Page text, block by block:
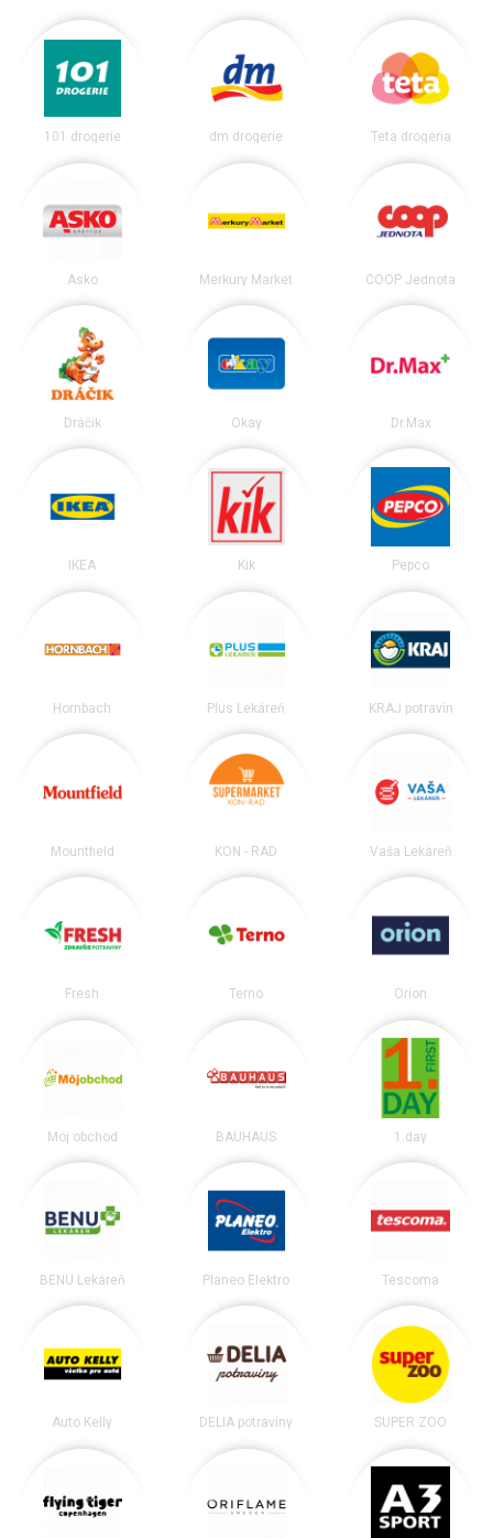
101 drogerie dm drogerie Teta drogéria
Asko Merkury Market COOP Jednota
Dráčik Okay Dr.Max
IKEA Kik Pepco
Hornbach Plus Lekáreň KRAJ potravín
Mountfield KON - RAD Vaša Lekáreň
Fresh Terno Orion
Môj obchod BAUHAUS 1.day
BENU Lekáreň Planeo Elektro Tescoma
Auto Kelly DELIA potraviny SUPER ZOO